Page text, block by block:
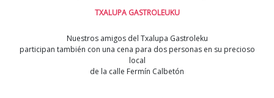
TXALUPA GASTROLEUKU
Nuestros amigos del Txalupa Gastroleku
participan también con una cena para dos personas en su precioso
local
de la calle Fermín Calbetón